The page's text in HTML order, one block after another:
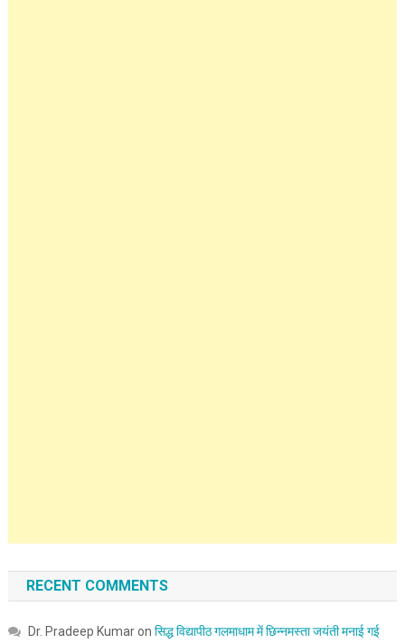
RECENT COMMENTS
Dr. Pradeep Kumaron सिद्ध विद्यापीठ गलमाधाम में छिन्नमस्ता जयंती मनाई गई